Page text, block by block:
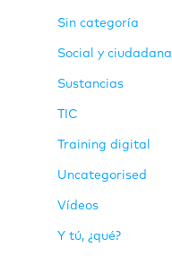
Sin categoría
Social y ciudadana
Sustancias
TIC
Training digital
Uncategorised
Vídeos
Y tú, ¿qué?